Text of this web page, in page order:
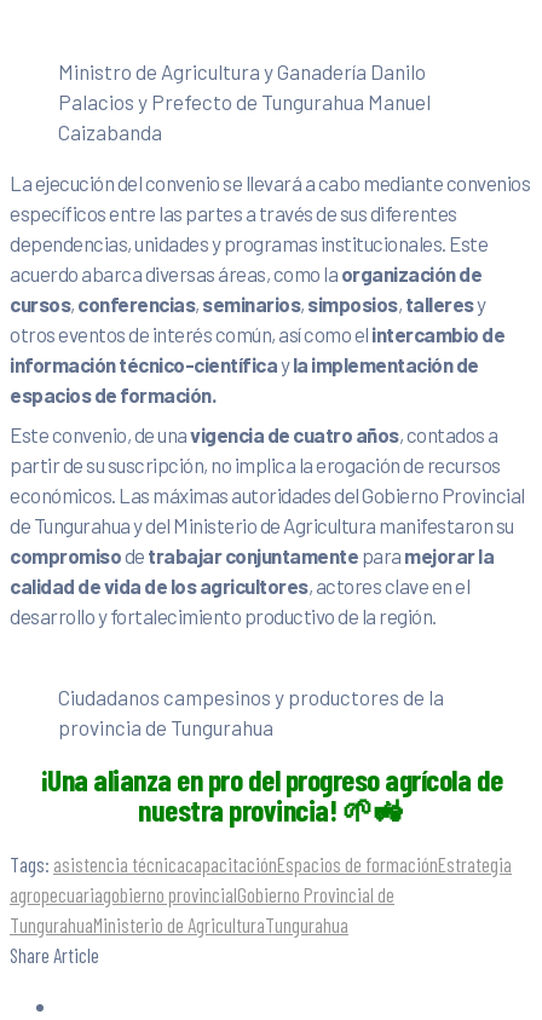
Ministro de Agricultura y Ganadería Danilo
Palacios y Prefecto de Tungurahua Manuel
Caizabanda
La ejecución del convenio se llevará a cabo mediante convenios
específicos entre las partes a través de sus diferentes
dependencias, unidades y programas institucionales. Este
acuerdo abarca diversas áreas, como la organización de
cursos, conferencias, seminarios, simposios, talleresy
otros eventos de interés común, así como el intercambio de
información técnico-científicayla implementación de
espacios de formación.
Este convenio, de unavigencia de cuatro años, contados a
partir de su suscripción, no implica la erogación de recursos
económicos. Las máximas autoridades del Gobierno Provincial
de Tungurahua y del Ministerio de Agricultura manifestaron su
compromisode trabajar conjuntamente para mejorar la
calidad de vida de los agricultores, actores clave en el
desarrollo y fortalecimiento productivo de la región.
Ciudadanos campesinos y productores de la
provincia de Tungurahua
¡Una alianza en pro del progreso agrícola de
nuestra provincia! 🌱🚜
Tags: asistencia técnicacapacitaciónEspacios de formaciónEstrategia
agropecuariagobierno provincialGobierno Provincial de
TungurahuaMinisterio de AgriculturaTungurahua
Share Article